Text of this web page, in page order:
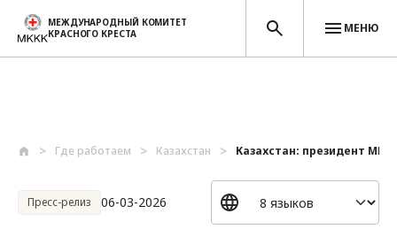
МЕЖДУНАРОДНЫЙ КОМИТЕТ
КРАСНОГО КРЕСТА
МЕНЮ
Где работаем Казахстан Казахстан: президент
Пресс-релиз 06-03-2026